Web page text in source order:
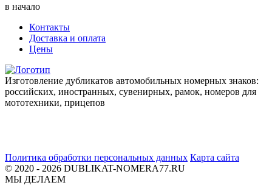
в начало
Контакты
Доставка и оплата
Цены
Изготовление дубликатов автомобильных номерных знаков:
российских, иностранных, сувенирных, рамок, номеров для
мототехники, прицепов
Политика обработки персональных данных Карта сайта
© 2020 - 2026 DUBLIKAT-NOMERA77.RU
МЫ ДЕЛАЕМ